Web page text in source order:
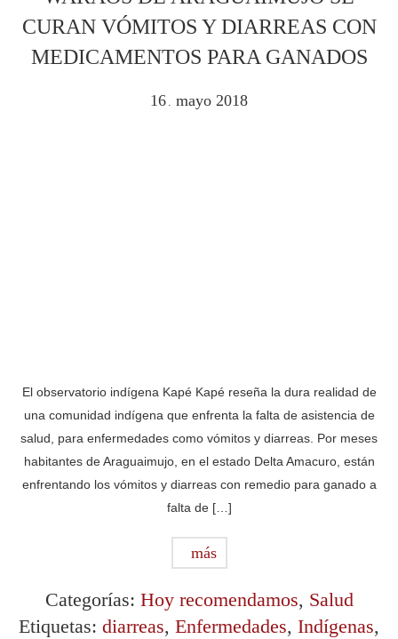
CURAN VÓMITOS Y DIARREAS CON
MEDICAMENTOS PARA GANADOS
16 mayo 2018
El observatorio indígena Kapé Kapé reseña la dura realidad de
una comunidad indígena que enfrenta la falta de asistencia de
salud, para enfermedades como vómitos y diarreas. Por meses
habitantes de Araguaimujo, en el estado Delta Amacuro, están
enfrentando los vómitos y diarreas con remedio para ganado a
falta de […]
más
Categorías: Hoy recomendamos, Salud
Etiquetas: diarreas, Enfermedades, Indígenas,